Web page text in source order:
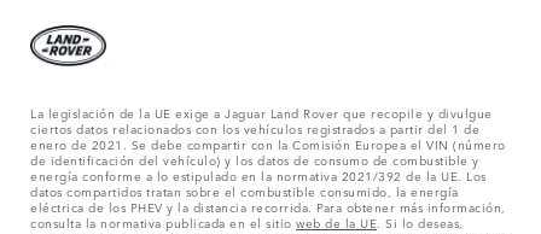
La legislación de la UE exige a Jaguar Land Rover que recopile y divulgue
ciertos datos relacionados con los vehículos registrados a partir del 1 de
enero de 2021. Se debe compartir con la Comisión Europea el VIN (número
de identificación del vehículo) y los datos de consumo de combustible y
energía conforme a lo estipulado en la normativa 2021/392 de la UE. Los
datos compartidos tratan sobre el combustible consumido, la energía
eléctrica de los PHEV y la distancia recorrida. Para obtener más información,
consulta la normativa publicada en el sitio web de la UE . Si lo deseas,